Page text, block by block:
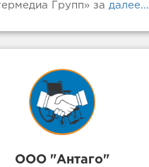
Групп» за далее...
ООО "Антаго"